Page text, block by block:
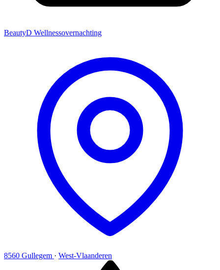
BeautyD Wellnessovernachting
8560 Gullegem · West-Vlaanderen